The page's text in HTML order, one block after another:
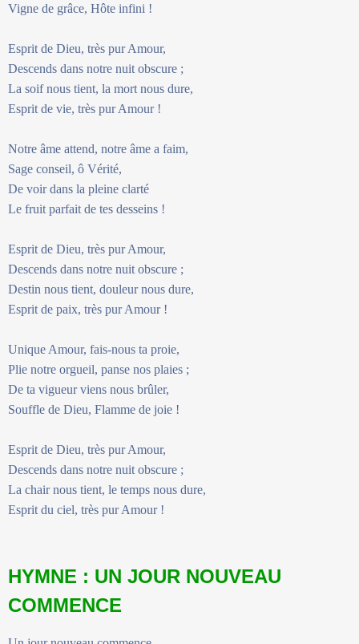
Vigne de grâce, Hôte infini !
Esprit de Dieu, très pur Amour,
Descends dans notre nuit obscure ;
La soif nous tient, la mort nous dure,
Esprit de vie, très pur Amour !
Notre âme attend, notre âme a faim,
Sage conseil, ô Vérité,
De voir dans la pleine clarté
Le fruit parfait de tes desseins !
Esprit de Dieu, très pur Amour,
Descends dans notre nuit obscure ;
Destin nous tient, douleur nous dure,
Esprit de paix, très pur Amour !
Unique Amour, fais-nous ta proie,
Plie notre orgueil, panse nos plaies ;
De ta vigueur viens nous brûler,
Souffle de Dieu, Flamme de joie !
Esprit de Dieu, très pur Amour,
Descends dans notre nuit obscure ;
La chair nous tient, le temps nous dure,
Esprit du ciel, très pur Amour !
HYMNE : UN JOUR NOUVEAU
COMMENCE